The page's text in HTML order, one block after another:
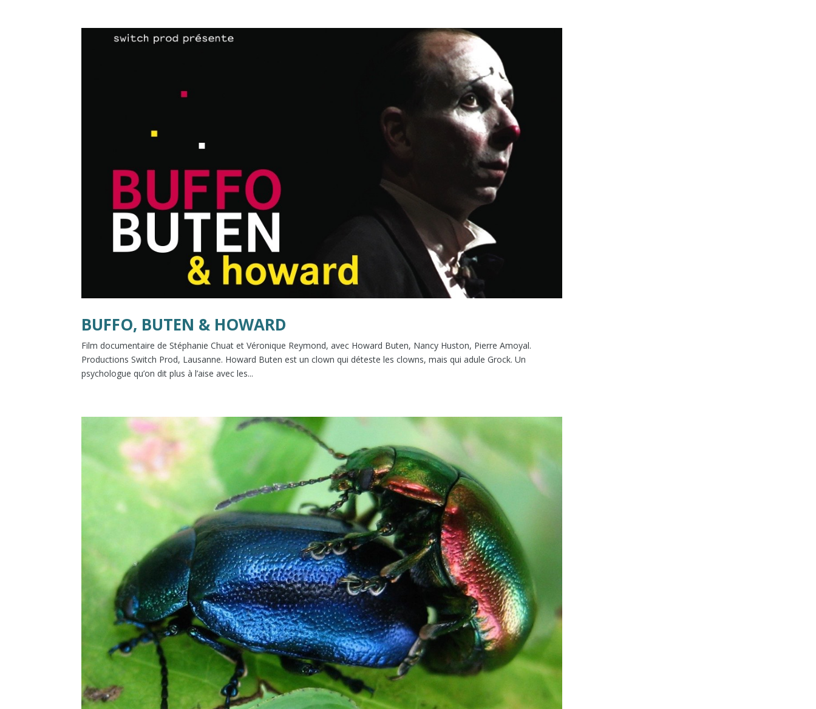
BUFFO, BUTEN & HOWARD
Film documentaire de Stéphanie Chuat et Véronique Reymond, avec Howard Buten, Nancy Huston, Pierre Amoyal.
Productions Switch Prod, Lausanne. Howard Buten est un clown qui déteste les clowns, mais qui adule Grock. Un
psychologue qu’on dit plus à l’aise avec les...